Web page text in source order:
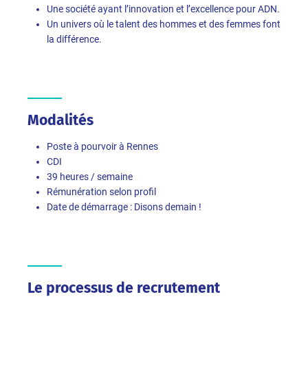
Une société ayant l’innovation et l’excellence pour ADN.
Un univers où le talent des hommes et des femmes font
la différence.
Modalités
Poste à pourvoir à Rennes
CDI
39 heures / semaine
Rémunération selon profil
Date de démarrage : Disons demain !
Le processus de recrutement